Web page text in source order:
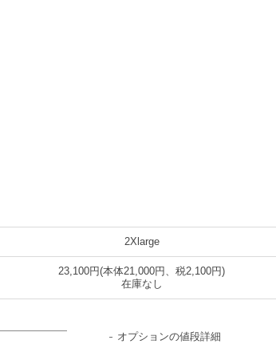
2Xlarge
23,100円(本体21,000円、税2,100円)
在庫なし
オプションの値段詳細